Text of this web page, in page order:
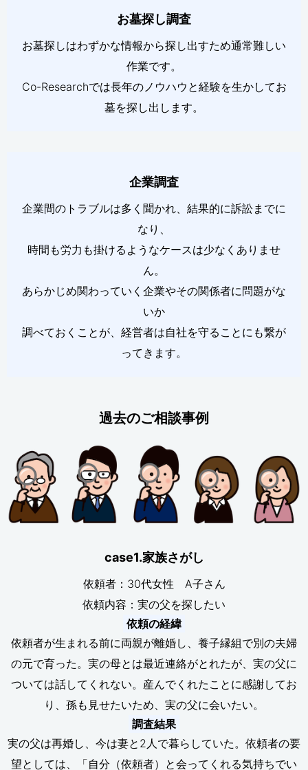
お墓探し調査
お墓探しはわずかな情報から探し出すため通常難しい
作業です。
Co-Researchでは長年のノウハウと経験を生かしてお
墓を探し出します。
企業調査
企業間のトラブルは多く聞かれ、結果的に訴訟までに
なり、
時間も労力も掛けるようなケースは少なくありませ
ん。
あらかじめ関わっていく企業やその関係者に問題がな
いか
調べておくことが、経営者は自社を守ることにも繋が
ってきます。
過去のご相談事例
case1.家族さがし
依頼者：30代女性 A子さん
依頼内容：実の父を探したい
依頼の経緯
依頼者が生まれる前に両親が離婚し、養子縁組で別の夫婦
の元で育った。実の母とは最近連絡がとれたが、実の父に
ついては話してくれない。産んでくれたことに感謝してお
り、孫も見せたいため、実の父に会いたい。
調査結果
実の父は再婚し、今は妻と2人で暮らしていた。依頼者の要
望としては、「自分（依頼者）と会ってくれる気持ちでい